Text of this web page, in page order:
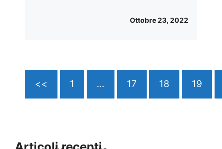
Ottobre 23, 2022
<< 1 … 17 18 19